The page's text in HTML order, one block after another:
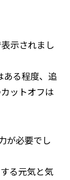
示されまし
る程度、追
ットオフは
が必要でし
る元気と気